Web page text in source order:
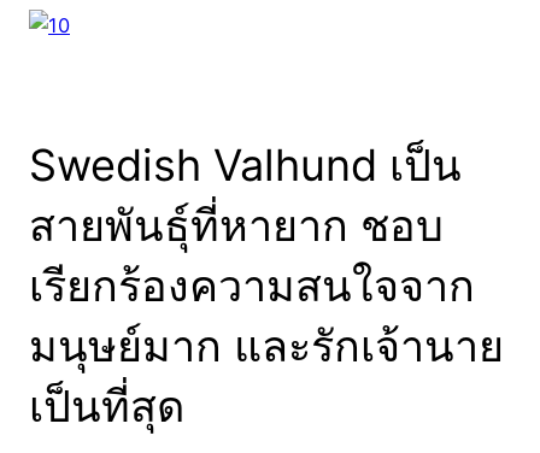
Swedish Valhund เป็น
สายพันธุ์ที่หายาก ชอบ
เรียกร้องความสนใจจาก
มนุษย์มาก และรักเจ้านาย
เป็นที่สุด